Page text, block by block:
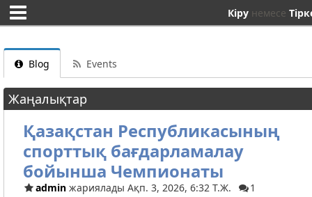
Кіру немесе
Blog Events
Жаңалықтар
Қазақстан Республикасының
спорттық бағдарламалау
бойынша Чемпионаты
admin жариялады Ақп. 3, 2026, 6:32 Т.Ж. 1